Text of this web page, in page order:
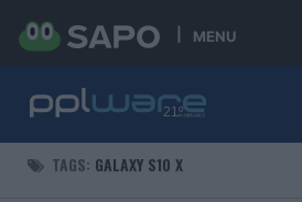
MENU
TAGS: GALAXY S10 X